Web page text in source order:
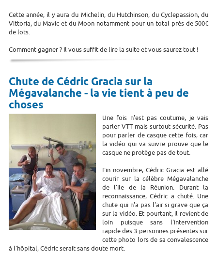
Cette année, il y aura du Michelin, du Hutchinson, du Cyclepassion, du
Vittoria, du Mavic et du Moon notamment pour un total près de 500€
de lots.
Comment gagner ? Il vous suffit de lire la suite et vous saurez tout !
Chute de Cédric Gracia sur la
Mégavalanche - la vie tient à peu de
choses
Une fois n'est pas coutume, je vais
parler VTT mais surtout sécurité. Pas
pour parler de casque cette fois, car
la vidéo qui va suivre prouve que le
casque ne protège pas de tout.
Fin novembre, Cédric Gracia est allé
courir sur la célèbre Mégavalanche
de l'Ile de la Réunion. Durant la
reconnaissance, Cédric a chuté. Une
chute qui n'a pas l'air si grave que ça
sur la vidéo. Et pourtant, il revient de
loin puisque sans l'intervention
rapide des 3 personnes présentes sur
cette photo lors de sa convalescence
à l'hôpital, Cédric serait sans doute mort.